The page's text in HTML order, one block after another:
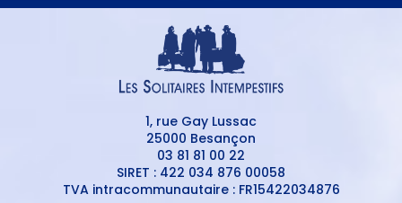
1, rue Gay Lussac
25000 Besançon
03 81 81 00 22
SIRET : 422 034 876 00058
TVA intracommunautaire : FR15422034876